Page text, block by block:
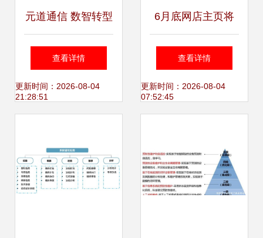
元道通信 数智转型
的“护航者”——系
统集成与运维服务
经营
查看详情
更新时间：2026-08-04
21:28:51
6月底网店主页将
显示信用信息 黑名
单企业信用透明化
查看详情
更新时间：2026-08-04
07:52:45